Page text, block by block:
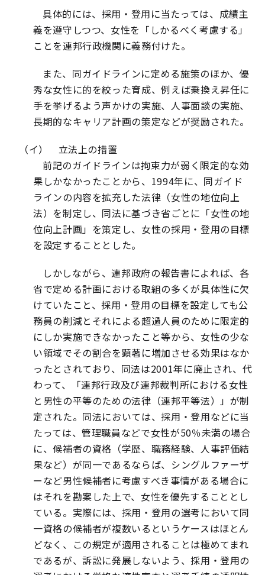
具体的には、採用・登用に当たっては、成績主
義を遵守しつつ、女性を「しかるべく考慮する」
ことを連邦行政機関に義務付けた。
また、同ガイドラインに定める施策のほか、優
秀な女性に的を絞った育成、例えば乗換え昇任に
手を挙げるよう声かけの実施、人事面談の実施、
長期的なキャリア計画の策定などが奨励された。
（イ） 立法上の措置
前記のガイドラインは拘束力が弱く限定的な効
果しかなかったことから、1994年に、同ガイド
ラインの内容を拡充した法律（女性の地位向上
法）を制定し、同法に基づき省ごとに「女性の地
位向上計画」を策定し、女性の採用・登用の目標
を設定することとした。
しかしながら、連邦政府の報告書によれば、各
省で定める計画における取組の多くが具体性に欠
けていたこと、採用・登用の目標を設定しても公
務員の削減とそれによる超過人員のために限定的
にしか実施できなかったこと等から、女性の少な
い領域でその割合を顕著に増加させる効果はなか
ったとされており、同法は2001年に廃止され、代
わって、「連邦行政及び連邦裁判所における女性
と男性の平等のための法律（連邦平等法）」が制
定された。同法においては、採用・登用などに当
たっては、管理職員などで女性が50％未満の場合
に、候補者の資格（学歴、職務経験、人事評価結
果など）が同一であるならば、シングルファーザ
ーなど男性候補者に考慮すべき事情がある場合に
はそれを勘案した上で、女性を優先することとし
ている。実際には、採用・登用の選考において同
一資格の候補者が複数いるというケースはほとん
どなく、この規定が適用されることは極めてまれ
であるが、訴訟に発展しないよう、採用・登用の